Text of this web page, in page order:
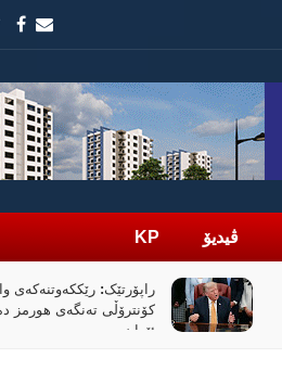
ڤیدیۆ KP
راپۆرتێک: رێککەوتنەکەی
کۆنترۆڵی تەنگەی هورمز
ئێران